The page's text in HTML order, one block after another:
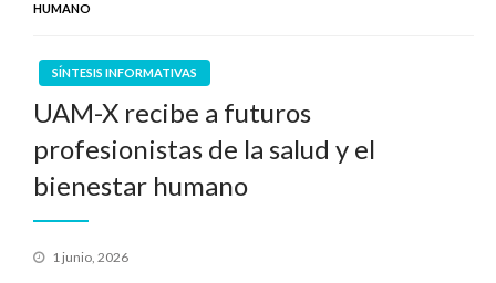
HUMANO
SÍNTESIS INFORMATIVAS
UAM-X recibe a futuros
profesionistas de la salud y el
bienestar humano
Publicado
1 junio, 2026